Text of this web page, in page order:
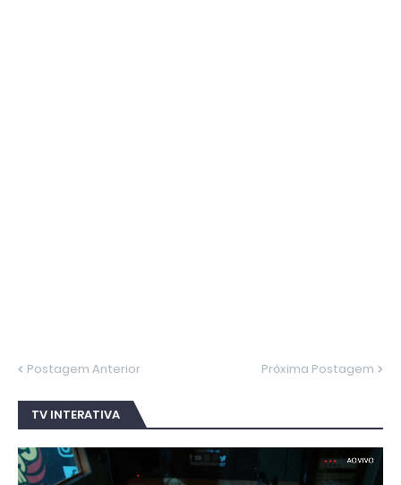
Postagem Anterior Próxima Postagem
TV INTERATIVA